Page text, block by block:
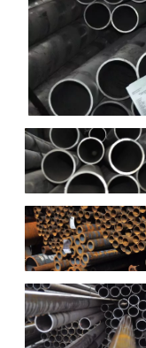
О НАС
БЛОГ
КОНТАКТЫ